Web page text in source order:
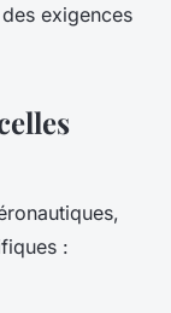
exigences
: